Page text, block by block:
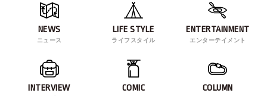
NEWS
ニュース
LIFE STYLE
ライフスタイル
ENTERTAINMENT
エンターテイメント
INTERVIEW COMIC COLUMN